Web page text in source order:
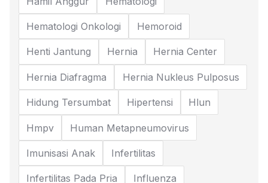
Hematologi Onkologi Hemoroid
Henti Jantung Hernia Hernia Center
Hernia Diafragma Hernia Nukleus Pulposus
Hidung Tersumbat Hipertensi Hlun
Hmpv Human Metapneumovirus
Imunisasi Anak Infertilitas
Infertilitas Pada Pria Influenza